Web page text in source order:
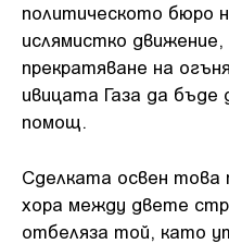
политическото бюро
ислямистко
прекратяване на
ивицата Газа да бъде
помощ.
Сделката освен това
хора между двете
отбеляза той, като